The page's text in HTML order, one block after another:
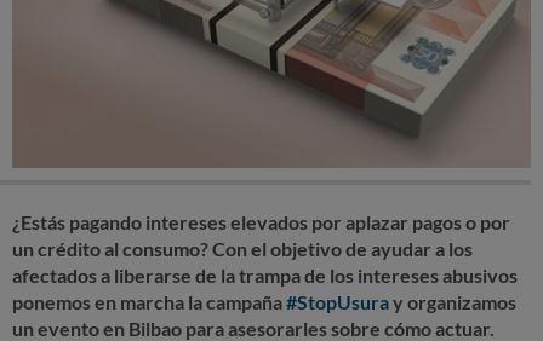
¿Estás pagando intereses elevados por aplazar pagos o por
un crédito al consumo? Con el objetivo de ayudar a los
afectados a liberarse de la trampa de los intereses abusivos
ponemos en marcha la campaña#StopUsuray organizamos
un evento en Bilbao para asesorarles sobre cómo actuar.